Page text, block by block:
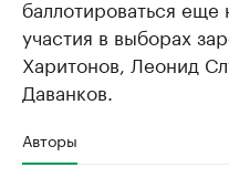
баллотироваться
участия в выборах
Харитонов, Леонид
Даванков.
Авторы